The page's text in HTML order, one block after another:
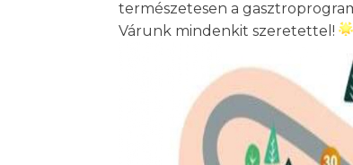
természetesen a
Várunk mindenkit szeretettel!